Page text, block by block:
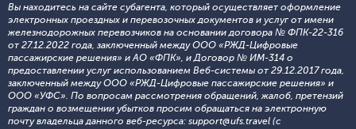
Вы находитесь на сайте субагента, который осуществляет оформление
электронных проездных и перевозочных документов и услуг от имени
железнодорожных перевозчиков на основании договора № ФПК-22-316
от 27.12.2022 года, заключенный между ООО «РЖД-Цифровые
пассажирские решения» и АО «ФПК», и Договор № ИМ-314 о
предоставлении услуг использованием Веб-системы от 29.12.2017 года,
заключенный между ООО «РЖД-Цифровые пассажирские решения» и
ООО «УФС». По вопросам рассмотрения обращений, жалоб, претензий
граждан о возмещении убытков просим обращаться на электронную
почту владельца данного веб-ресурса: support@ufs.travel (с